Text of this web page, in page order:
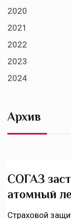
2020
2021
2022
2023
2024
Архив
СОГАЗ
атомный
Страховой